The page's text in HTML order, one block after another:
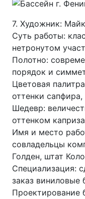
7. Художник:
Суть работы:
нетронутом
Полотно:
порядок и
Цветовая
оттенки
Шедевр:
оттенком
Имя и место
совладельцы
Голден, штат
Специализация:
заказ виниловые
Проектирование